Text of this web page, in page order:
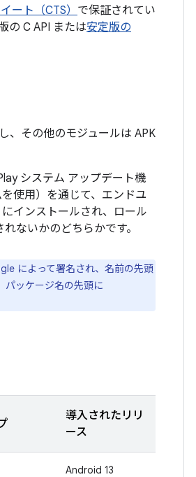
ート（CTS） で保証されてい
の C API または安定版の
、その他のモジュールは APK
システム アップデート機
使用）を通じて、エンドユ
インストールされ、ロール
ないかのどちらかです。
によって署名され、名前の先頭
パッケージ名の先頭に
導入されたリリ
ース
Android 13